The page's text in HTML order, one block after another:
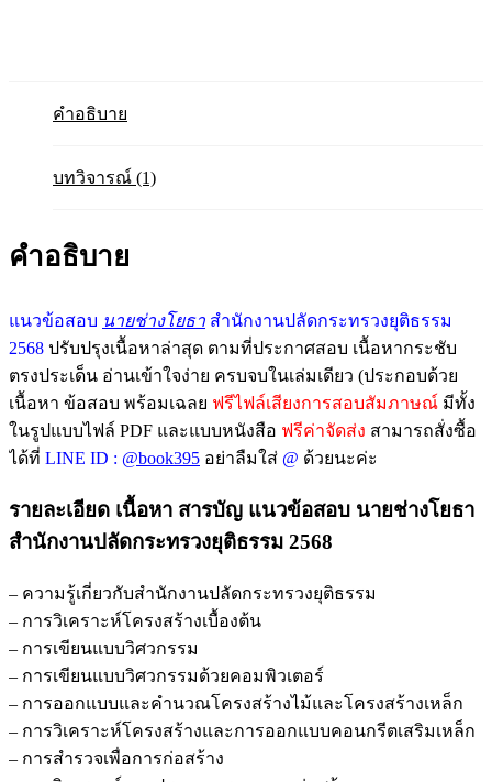
คำอธิบาย
บทวิจารณ์ (1)
คำอธิบาย
แนวข้อสอบ นายช่างโยธา สำนักงานปลัดกระทรวงยุติธรรม
2568 ปรับปรุงเนื้อหาล่าสุด ตามที่ประกาศสอบ เนื้อหากระชับ
ตรงประเด็น อ่านเข้าใจง่าย ครบจบในเล่มเดียว (ประกอบด้วย
เนื้อหา ข้อสอบ พร้อมเฉลย ฟรีไฟล์เสียงการสอบสัมภาษณ์ มีทั้ง
ในรูปแบบไฟล์ PDF และแบบหนังสือ ฟรีค่าจัดส่ง สามารถสั่งซื้อ
ได้ที่ LINE ID : @book395 อย่าลืมใส่ @ ด้วยนะค่ะ
รายละเอียด เนื้อหา สารบัญ แนวข้อสอบ นายช่างโยธา
สำนักงานปลัดกระทรวงยุติธรรม 2568
– ความรู้เกี่ยวกับสำนักงานปลัดกระทรวงยุติธรรม
– การวิเคราะห์โครงสร้างเบื้องต้น
– การเขียนแบบวิศวกรรม
– การเขียนแบบวิศวกรรมด้วยคอมพิวเตอร์
– การออกแบบและคำนวณโครงสร้างไม้และโครงสร้างเหล็ก
– การวิเคราะห์โครงสร้างและการออกแบบคอนกรีตเสริมเหล็ก
– การสำรวจเพื่อการก่อสร้าง